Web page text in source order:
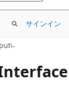
サインイン